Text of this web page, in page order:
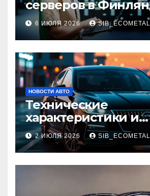
серверов в
6 ИЮЛЯ 2026 SIB_ECOMETAL
НОВОСТИ АВТО
Технические
характеристики и
доступные
GAC Empow
2 ИЮЛЯ 2026 SIB_ECOMETAL